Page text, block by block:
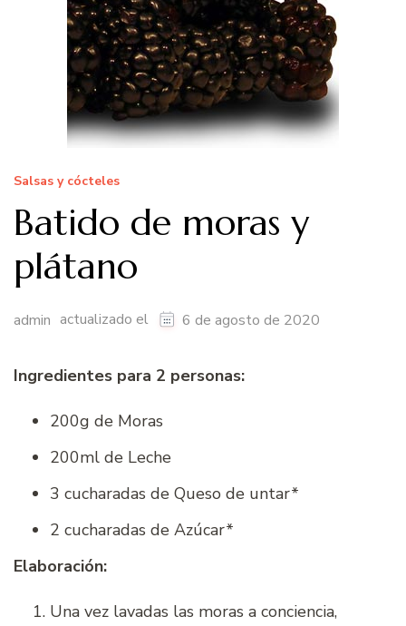
Salsas y cócteles
Batido de moras y
plátano
admin actualizado el 6 de agosto de 2020
Ingredientes para 2 personas:
200g de Moras
200ml de Leche
3 cucharadas de Queso de untar*
2 cucharadas de Azúcar*
Elaboración:
Una vez lavadas las moras a conciencia,